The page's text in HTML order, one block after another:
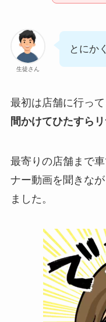
生徒さん
とにか
最初は店舗に行っ
間かけてひたすら
最寄りの店舗まで
ナー動画を聞きな
ました。